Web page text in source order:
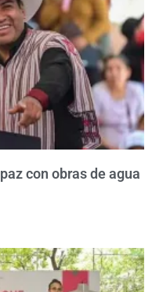
con obras de agua